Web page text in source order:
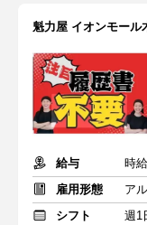
魁力屋 イオンモール
給与
時
雇用形態
ア
シフト
週1